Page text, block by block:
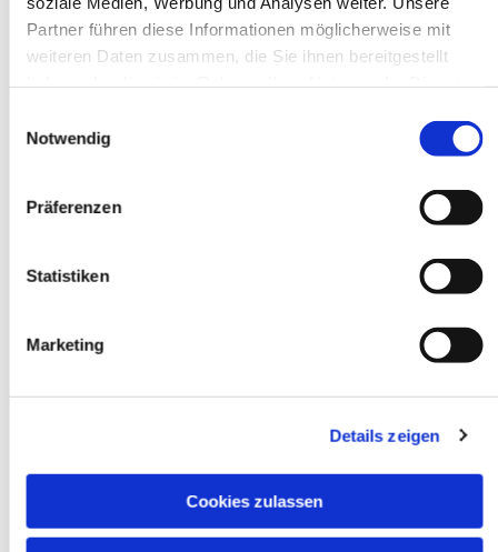
Partner führen diese Informationen möglicherweise mit
weiteren Daten zusammen, die Sie ihnen bereitgestellt
Notwendig
Präferenzen
Statistiken
Marketing
Details zeigen
Cookies zulassen
-Predigt anhören.
Dies könnte Sie auch